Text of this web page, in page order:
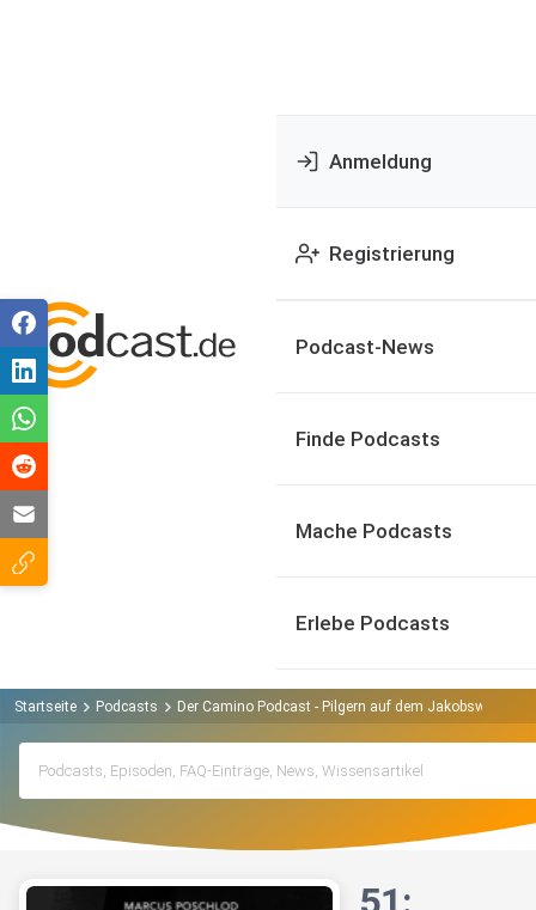
Anmeldung
Registrierung
Podcast-News
Finde Podcasts
Mache Podcasts
Erlebe Podcasts
Startseite Podcasts Der Camino Podcast - Pilgern auf dem Jakobsweg